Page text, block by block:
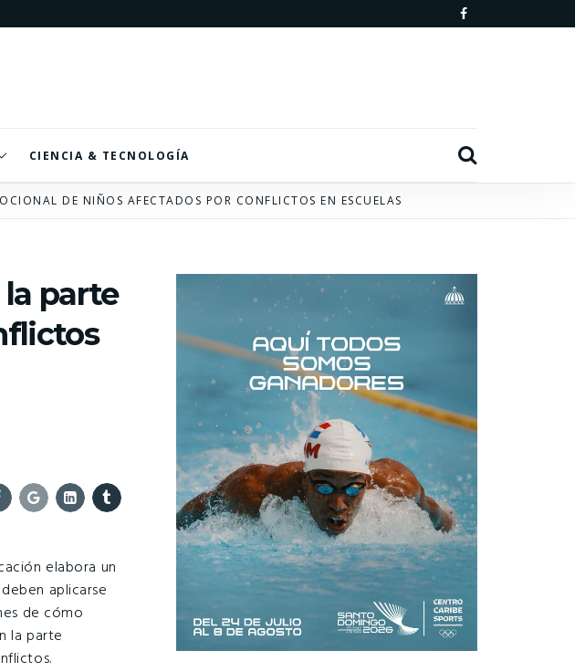
b
Search
CIENCIA & TECNOLOGÍA
DE NIÑOS AFECTADOS POR CONFLICTOS EN ESCUELAS
parte
elabora un
aplicarse
de cómo
la parte